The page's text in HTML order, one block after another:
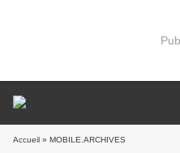
Accueil » MOBILE.ARCHIVES